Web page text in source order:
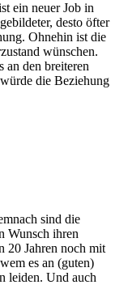
ein neuer Job in
desto öfter
Ohnehin ist die
wünschen.
an den breiteren
die Beziehung
sind die
Wunsch ihren
20 Jahren noch mit
es an (guten)
leiden. Und auch